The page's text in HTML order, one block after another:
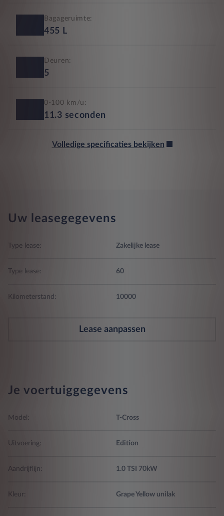
Bagageruimte:
455 L
Deuren:
5
0-100 km/u:
11.3 seconden
Volledige specificaties bekijken
Uw leasegegevens
Type lease: Zakelijke lease
Type lease: 60
Kilometerstand: 10000
Lease aanpassen
Je voertuiggegevens
Model: T-Cross
Uitvoering: Edition
Aandrijflijn: 1.0 TSI 70kW
Kleur: Grape Yellow unilak